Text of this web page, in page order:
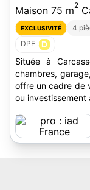
Maison 75 m2
EXCLUSIVITÉ 4
DPE : D
Située à
chambres,
offre un cadre de
ou